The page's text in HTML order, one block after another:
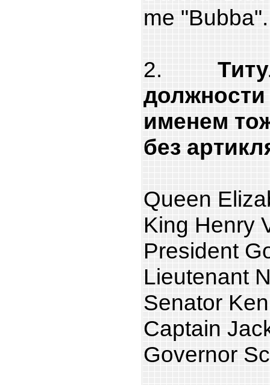
me
2.
именем
без
Queen
King Henry
President
Lieutenant
Senator
Captain
Governor